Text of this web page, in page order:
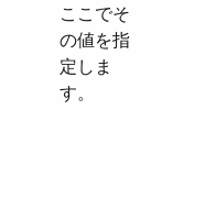
ここでそ
の値を指
定しま
す。